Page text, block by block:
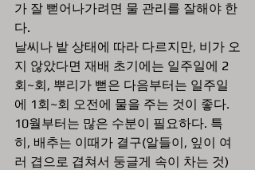
가 잘 뻗어나가려면 물 관리를 잘해야 한
다.
날씨나 밭 상태에 따라 다르지만, 비가 오
지 않았다면 재배 초기에는 일주일에 2
회~회, 뿌리가 뻗은 다음부터는 일주일
에 1회~회 오전에 물을 주는 것이 좋다.
10월부터는 많은 수분이 필요하다. 특
히, 배추는 이때가 결구(알들이, 잎이 여
러 겹으로 겹쳐서 둥글게 속이 차는 것)